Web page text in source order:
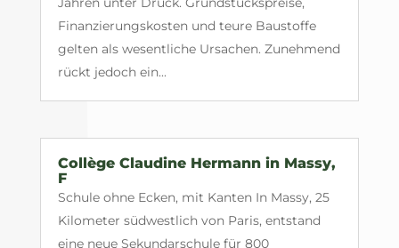
Finanzierungskosten und teure Baustoffe
gelten als wesentliche Ursachen. Zunehmend
rückt jedoch ein...
Collège Claudine Hermann in Massy,
F
Schule ohne Ecken, mit Kanten In Massy, 25
Kilometer südwestlich von Paris, entstand
eine neue Sekundarschule für 800